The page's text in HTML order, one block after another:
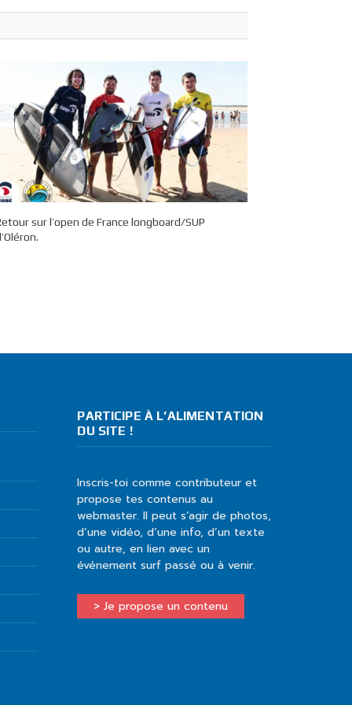
sur l’open de France longboard/SUP
PARTICIPE À L’ALIMENTATION
DU SITE !
Inscris-toi comme contributeur et
propose tes contenus au
webmaster. Il peut s’agir de photos,
d’une vidéo, d’une info, d’un texte
ou autre, en lien avec un
événement surf passé ou à venir.
> Je propose un contenu